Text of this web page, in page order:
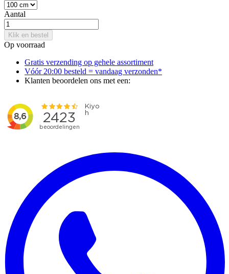
Aantal
Klik en bestel
Op voorraad
Gratis verzending op gehele assortiment
Vóór 20:00 besteld = vandaag verzonden*
Klanten beoordelen ons met een: